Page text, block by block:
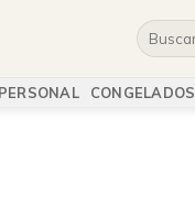
CONGELADOS